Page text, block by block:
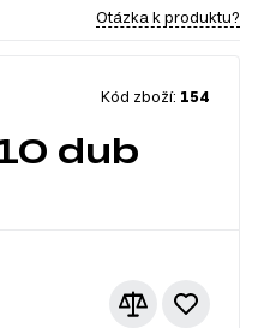
Otázka k produktu?
Kód zboží: 154
dub